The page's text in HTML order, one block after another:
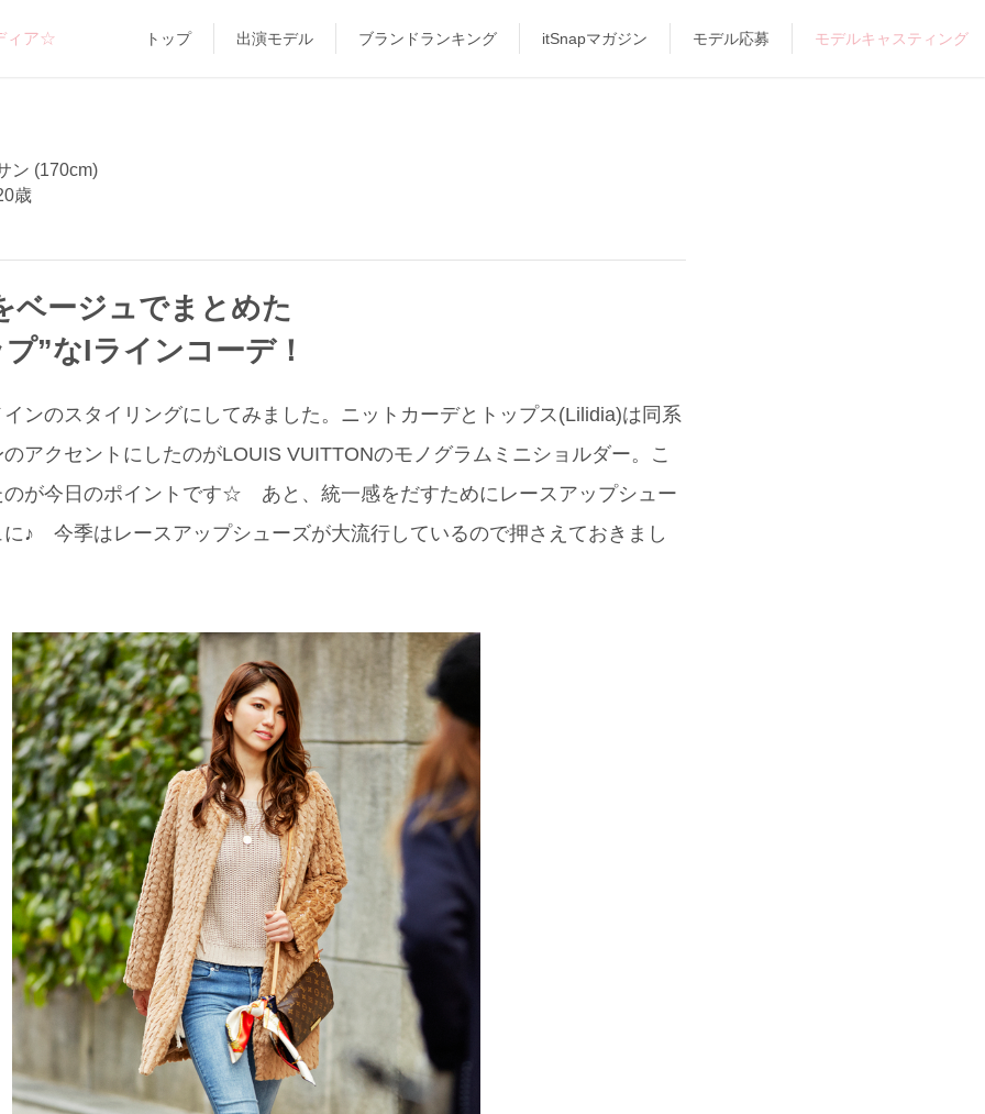
ィア☆ トップ 出演モデル ブランドランキング itSnapマガジン モデル応募 モデルキャスティング
ン (170cm)
歳
ベージュでまとめた
”なIラインコーデ！
ンのスタイリングにしてみました。ニットカーデとトップス(Lilidia)は同系
アクセントにしたのがLOUIS VUITTONのモノグラムミニショルダー。こ
のが今日のポイントです☆ あと、統一感をだすためにレースアップシュー
♪ 今季はレースアップシューズが大流行しているので押さえておきまし